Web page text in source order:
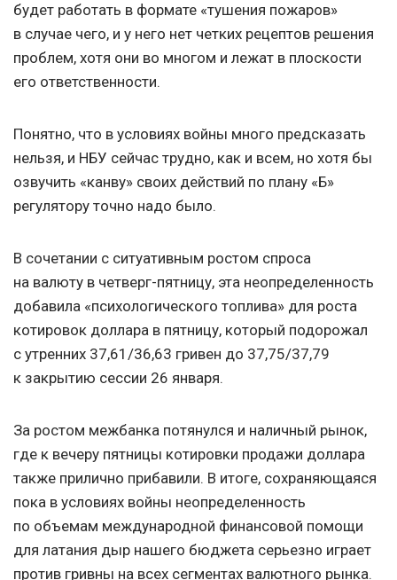
будет работать в формате «тушения пожаров»
в случае чего, и у него нет четких рецептов решения
проблем, хотя они во многом и лежат в плоскости
его ответственности.
Понятно, что в условиях войны много предсказать
нельзя, и НБУ сейчас трудно, как и всем, но хотя бы
озвучить «канву» своих действий по плану «Б»
регулятору точно надо было.
В сочетании с ситуативным ростом спроса
на валюту в четверг-пятницу, эта неопределенность
добавила «психологического топлива» для роста
котировок доллара в пятницу, который подорожал
с утренних 37,61/36,63 гривен до 37,75/37,79
к закрытию сессии 26 января.
За ростом межбанка потянулся и наличный рынок,
где к вечеру пятницы котировки продажи доллара
также прилично прибавили. В итоге, сохраняющаяся
пока в условиях войны неопределенность
по объемам международной финансовой помощи
для латания дыр нашего бюджета серьезно играет
против гривны на всех сегментах валютного рынка.